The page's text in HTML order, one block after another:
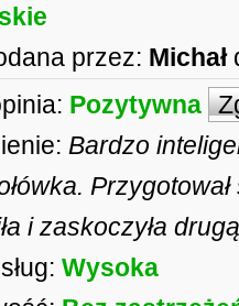
przez: Michał
Pozytywna
Bardzo
i zaskoczyła
Wysoka